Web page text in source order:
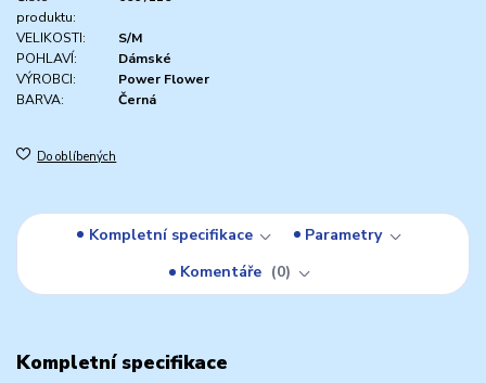
produktu:
VELIKOSTI:
S/M
POHLAVÍ:
Dámské
VÝROBCI:
Power Flower
BARVA:
Černá
Do oblíbených
Kompletní specifikace
Parametry
Komentáře
0
Kompletní specifikace